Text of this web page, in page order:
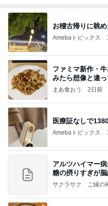
お稽古帰りに眺
Amebaトピックス
ファミマ新作・
みたら想像と違
話
まあ食おう 2日前
医療証なしで
Amebaトピックス
アルツハイマー
糖の摂りすぎが
の恐
サクラサク ご縁の